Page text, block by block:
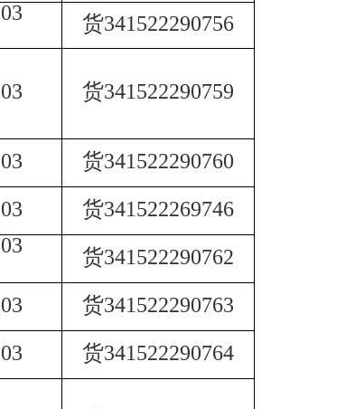
货341522290756
货341522290759
货341522290760
货341522269746
货341522290762
货341522290763
货341522290764